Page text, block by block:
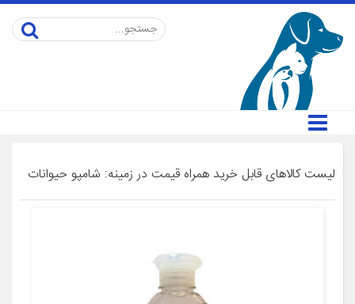
لیست کالاهای قابل خرید همراه قیمت در زمینه: شامپو حیوانات